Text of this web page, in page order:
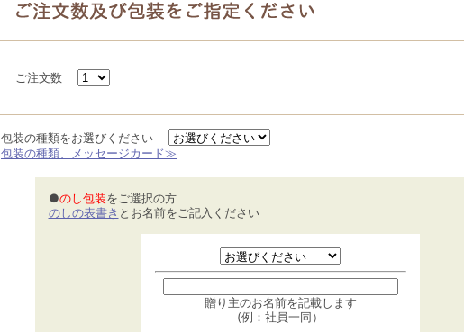
ご注文数
包装の種類をお選びください
包装の種類、メッセージカード≫
●のし包装をご選択の方
のしの表書き とお名前をご記入ください
贈り主のお名前を記載します
(例：社員一同）